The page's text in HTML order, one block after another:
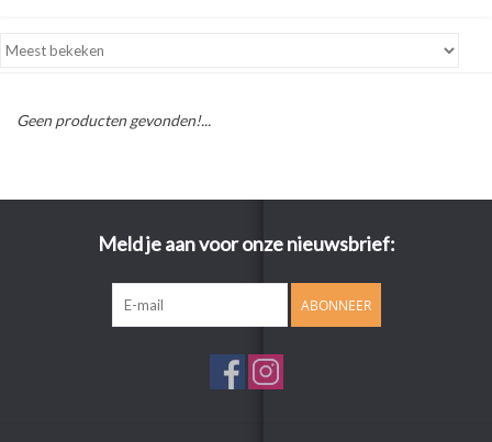
Geen producten gevonden!...
Meld je aan voor onze nieuwsbrief:
ABONNEER